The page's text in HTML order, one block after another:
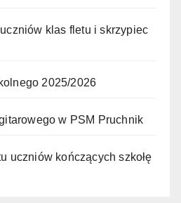
klas fletu i skrzypiec
2025/2026
w PSM Pruchnik
uczniów kończących szkołę